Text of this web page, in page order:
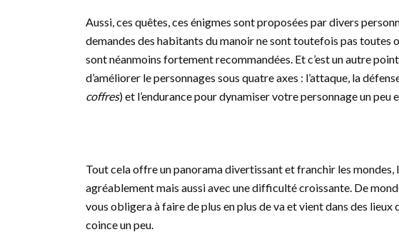
Aussi, ces quêtes, ces énigmes sont proposées par divers
demandes des habitants du manoir ne sont toutefois pas
sont néanmoins fortement recommandées. Et c’est un autre
d’améliorer le personnages sous quatre axes : l’attaque, la
coffres) et l’endurance pour dynamiser votre personnage un peu
Tout cela offre un panorama divertissant et franchir les mondes,
agréablement mais aussi avec une difficulté croissante. De
vous obligera à faire de plus en plus de va et vient dans des lieux
coince un peu.